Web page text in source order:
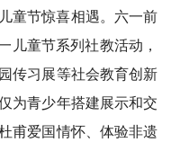
童节惊喜相遇。六一前
儿童节系列社教活动，
传习展等社会教育创新
为青少年搭建展示和交
甫爱国情怀、体验非遗